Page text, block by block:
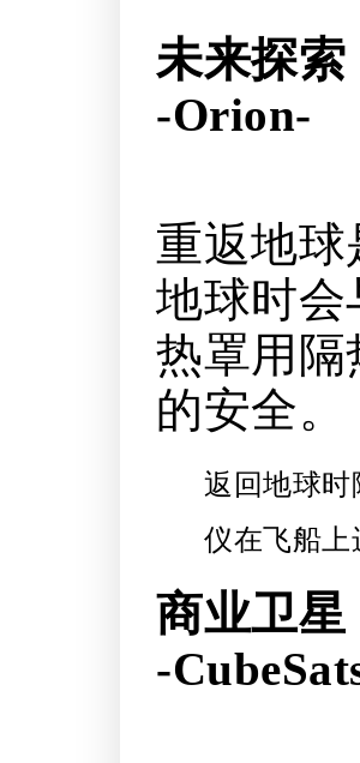
未来探索
-Orion-
重返地
地球时会
热罩用隔
的安全。
返回地球时
仪在飞船上
商业卫星
-